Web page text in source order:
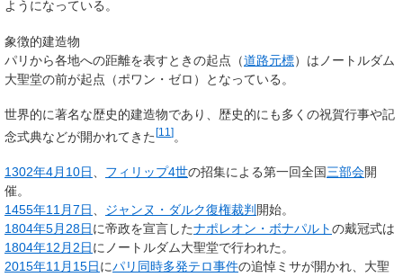
ようになっている。
象徴的建造物
パリから各地への距離を表すときの起点（道路元標）はノートルダム
大聖堂の前が起点（ポワン・ゼロ）となっている。
世界的に著名な歴史的建造物であり、歴史的にも多くの祝賀行事や記
念式典などが開かれてきた [11 ] 。
1302年4月10日、 フィリップ4世の招集による第一回全国三部会開
催。
1455年11月7日、 ジャンヌ・ダルク復権裁判 開始。
1804年5月28日に帝政を宣言したナポレオン・ボナパルトの戴冠式は
1804年12月2日にノートルダム大聖堂で行われた。
2015年11月15日にパリ同時多発テロ事件の追悼ミサが開かれ、大聖